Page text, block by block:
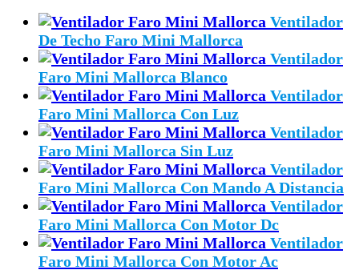
Ventilador
De Techo Faro Mini Mallorca
Ventilador
Faro Mini Mallorca Blanco
Ventilador
Faro Mini Mallorca Con Luz
Ventilador
Faro Mini Mallorca Sin Luz
Ventilador
Faro Mini Mallorca Con Mando A Distancia
Ventilador
Faro Mini Mallorca Con Motor Dc
Ventilador
Faro Mini Mallorca Con Motor Ac